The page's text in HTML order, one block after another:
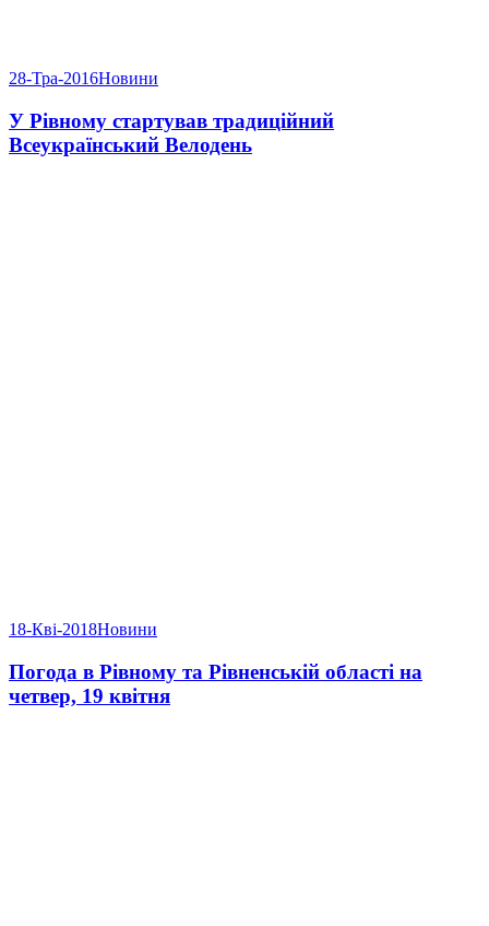
28-Тра-2016Новини
У Рівному стартував традиційний
Всеукраїнський Велодень
18-Кві-2018Новини
Погода в Рівному та Рівненській області на
четвер, 19 квітня